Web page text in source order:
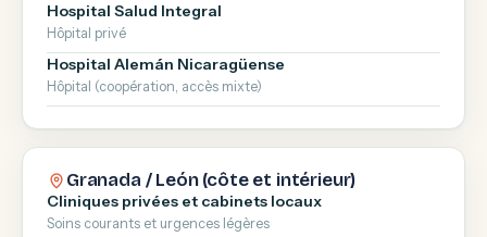
Hospital Salud Integral
Hôpital privé
Hospital Alemán Nicaragüense
Hôpital (coopération, accès mixte)
Granada / León (côte et intérieur)
Cliniques privées et cabinets locaux
Soins courants et urgences légères